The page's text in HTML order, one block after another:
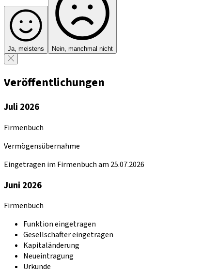
Ja, meistens Nein, manchmal nicht
Veröffentlichungen
Juli 2026
Firmenbuch
Vermögensübernahme
Eingetragen im Firmenbuch am 25.07.2026
Juni 2026
Firmenbuch
Funktion eingetragen
Gesellschafter eingetragen
Kapitaländerung
Neueintragung
Urkunde